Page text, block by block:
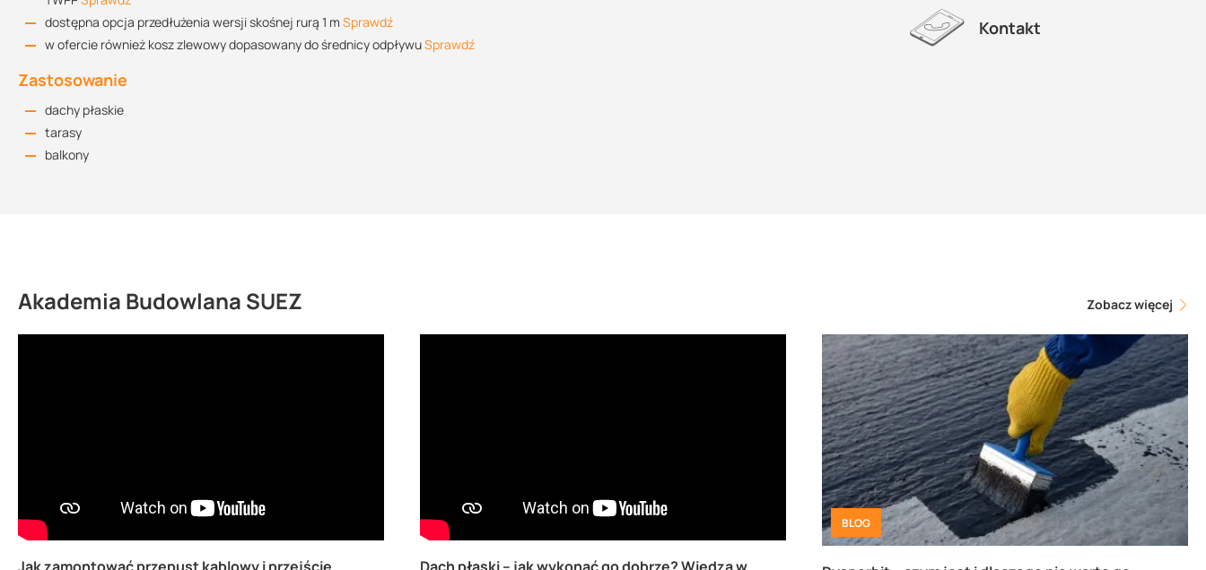
dostępna opcja przedłużenia wersji skośnej rurą 1 m Sprawdź
w ofercie również kosz zlewowy dopasowany do średnicy odpływuSprawdź
Zastosowanie
dachy płaskie
tarasy
balkony
Sprawdź szczegóły:
Kontakt
Akademia Budowlana SUEZ Zobacz więcej
Jak zamontować przepust kablowy i przejście
Dach płaski – jak wykonać go dobrze? Wiedza w
BLOG